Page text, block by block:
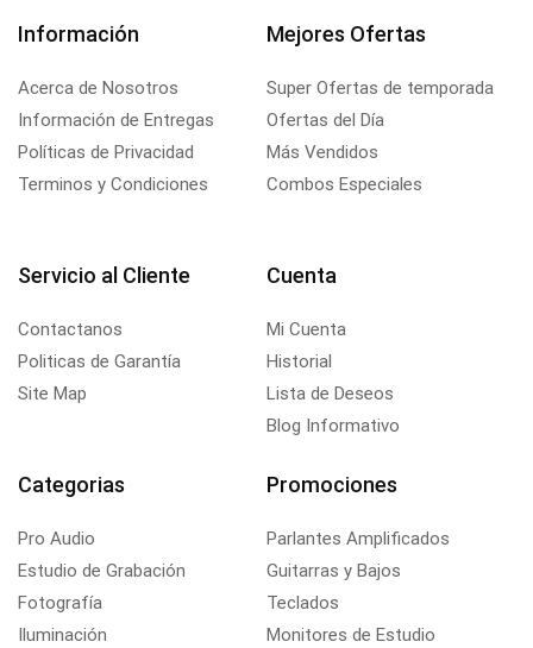
Información
Acerca de Nosotros
Información de Entregas
Políticas de Privacidad
Terminos y Condiciones
Mejores Ofertas
Super Ofertas de temporada
Ofertas del Día
Más Vendidos
Combos Especiales
Servicio al Cliente
Contactanos
Politicas de Garantía
Site Map
Cuenta
Mi Cuenta
Historial
Lista de Deseos
Blog Informativo
Categorias
Pro Audio
Estudio de Grabación
Fotografía
Iluminación
Promociones
Parlantes Amplificados
Guitarras y Bajos
Teclados
Monitores de Estudio